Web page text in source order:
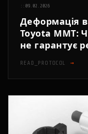
:: 09.02.2026
Деформація
Toyota MMT:
не гарантує
READ_PROTOCOL →